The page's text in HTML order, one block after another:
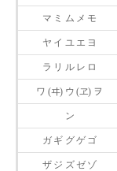
マ ミ ム メ モ
ヤ イ ユ エ ヨ
ラ リ ル レ ロ
ワ (ヰ) ウ (ヱ) ヲ
ン
ガ ギ グ ゲ ゴ
ザ ジ ズ ゼ ゾ